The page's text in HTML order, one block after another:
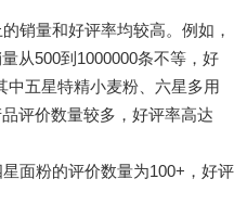
销量和好评率均较高。例如，
从500到1000000条不等，好
中五星特精小麦粉、六星多用
评价数量较多，好评率高达
面粉的评价数量为100+，好评